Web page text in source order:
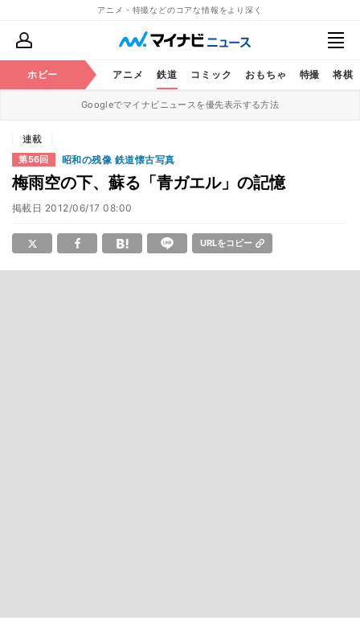
アニメ・特撮などのコアな情報をより深く
ホビー アニメ 鉄道 コミック おもちゃ 特撮 将棋
Googleでマイナビニュースを優先表示する方法
連載
第56回 昭和の残像 鉄道懐古写真
梅雨空の下、蘇る「青ガエル」の記憶
掲載日 2012/06/17 08:00
URLをコピー